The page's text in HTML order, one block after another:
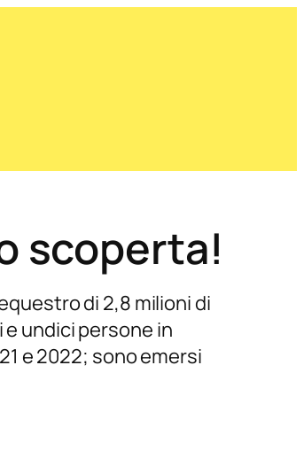
scoperta!
di 2,8 milioni di
e undici persone in
e 2022; sono emersi